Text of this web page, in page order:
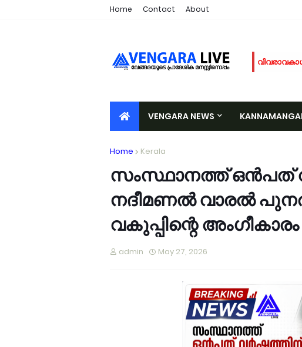
Home Contact About
വേങ്ങരയിൽ
പ്രായം
വാട്ടർ
ഉദ്യോഗസ്ഥ
എസ്. എം.
സൗദിയിൽ
സംവരണ
VENGARA NEWS
VALIYORA
Home Kerala
സംസ്ഥാനത്ത് ഒൻപത്
നദീമണൽ വാരൽ
വകുപ്പിന്റെ അംഗീകാരം
admin May 27, 2026